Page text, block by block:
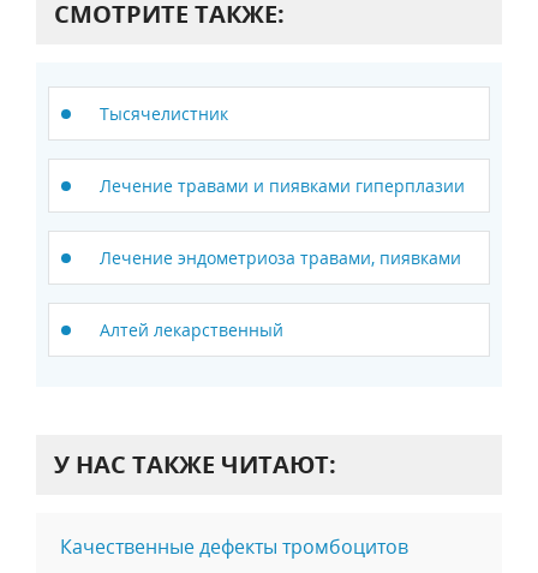
СМОТРИТЕ ТАКЖЕ:
Тысячелистник
Лечение травами и пиявками гиперплазии
Лечение эндометриоза травами, пиявками
Алтей лекарственный
У НАС ТАКЖЕ ЧИТАЮТ:
Качественные дефекты тромбоцитов